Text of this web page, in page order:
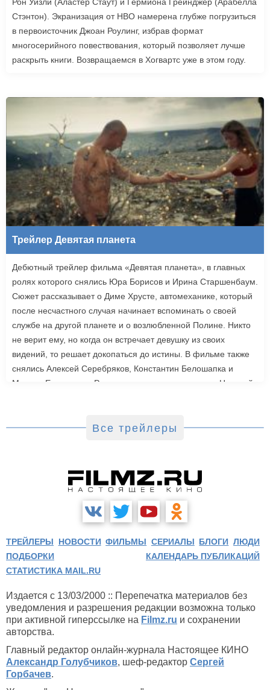
Стэнтон). Экранизация от HBO намерена глубже погрузиться
в первоисточник Джоан Роулинг, избрав формат
многосерийного повествования, который позволяет лучше
раскрыть книги. Возвращаемся в Хогвартс уже в этом году.
Трейлер Девятая планета
Дебютный трейлер фильма «Девятая планета», в главных
ролях которого снялись Юра Борисов и Ирина Старшенбаум.
Сюжет рассказывает о Диме Хрусте, автомеханике, который
после несчастного случая начинает вспоминать о своей
службе на другой планете и о возлюбленной Полине. Никто
не верит ему, но когда он встречает девушку из своих
видений, то решает докопаться до истины. В фильме также
снялись Алексей Серебряков, Константин Белошапка и
Максим Емельянов. Режиссером картины выступил Николай
Все трейлеры
ТРЕЙЛЕРЫ НОВОСТИ ФИЛЬМЫ СЕРИАЛЫ БЛОГИ ЛЮДИ
ПОДБОРКИ
КАЛЕНДАРЬ ПУБЛИКАЦИЙ
СТАТИСТИКА MAIL.RU
Издается с 13/03/2000 :: Перепечатка материалов без
уведомления и разрешения редакции возможна только
при активной гиперссылке на Filmz.ru и сохранении
авторства.
Главный редактор онлайн-журнала Настоящее КИНО
Александр Голубчиков, шеф-редактор Сергей
Горбачев.